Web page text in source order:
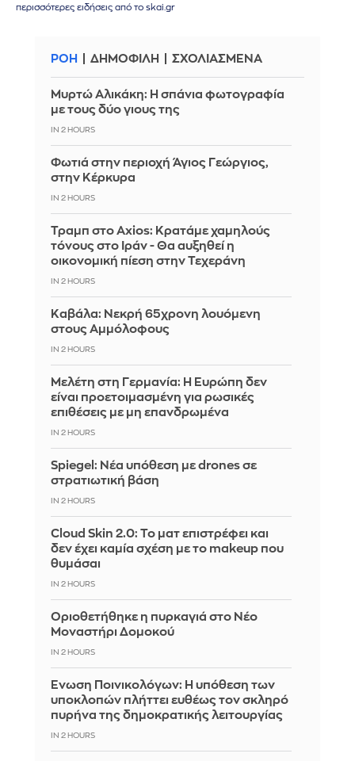
περισσότερες ειδήσεις από το skai.gr
ΡΟΗ ΔΗΜΟΦΙΛΗ ΣΧΟΛΙΑΣΜΕΝΑ
Μυρτώ Αλικάκη: Η σπάνια φωτογραφία
με τους δύο γιους της
IN 2 HOURS
Φωτιά στην περιοχή Άγιος Γεώργιος,
στην Κέρκυρα
IN 2 HOURS
Τραμπ στο Axios: Κρατάμε χαμηλούς
τόνους στο Ιράν - Θα αυξηθεί η
οικονομική πίεση στην Τεχεράνη
IN 2 HOURS
Καβάλα: Νεκρή 65χρονη λουόμενη
στους Αμμόλοφους
IN 2 HOURS
Μελέτη στη Γερμανία: Η Ευρώπη δεν
είναι προετοιμασμένη για ρωσικές
επιθέσεις με μη επανδρωμένα
IN 2 HOURS
Spiegel: Νέα υπόθεση με drones σε
στρατιωτική βάση
IN 2 HOURS
Cloud Skin 2.0: Το ματ επιστρέφει και
δεν έχει καμία σχέση με το makeup που
θυμάσαι
IN 2 HOURS
Οριοθετήθηκε η πυρκαγιά στο Νέο
Μοναστήρι Δομοκού
IN 2 HOURS
Ένωση Ποινικολόγων: Η υπόθεση των
υποκλοπών πλήττει ευθέως τον σκληρό
πυρήνα της δημοκρατικής λειτουργίας
IN 2 HOURS